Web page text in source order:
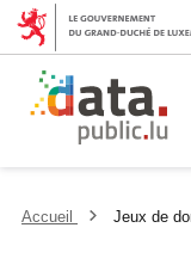
Accueil Jeux de